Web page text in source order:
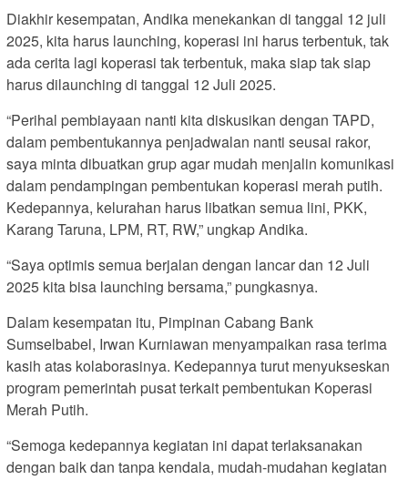
Diakhir kesempatan, Andika menekankan di tanggal 12 juli
2025, kita harus launching, koperasi ini harus terbentuk, tak
ada cerita lagi koperasi tak terbentuk, maka siap tak siap
harus dilaunching di tanggal 12 Juli 2025.
“Perihal pembiayaan nanti kita diskusikan dengan TAPD,
dalam pembentukannya penjadwalan nanti seusai rakor,
saya minta dibuatkan grup agar mudah menjalin komunikasi
dalam pendampingan pembentukan koperasi merah putih.
Kedepannya, kelurahan harus libatkan semua lini, PKK,
Karang Taruna, LPM, RT, RW,” ungkap Andika.
“Saya optimis semua berjalan dengan lancar dan 12 Juli
2025 kita bisa launching bersama,” pungkasnya.
Dalam kesempatan itu, Pimpinan Cabang Bank
Sumselbabel, Irwan Kurniawan menyampaikan rasa terima
kasih atas kolaborasinya. Kedepannya turut menyukseskan
program pemerintah pusat terkait pembentukan Koperasi
Merah Putih.
“Semoga kedepannya kegiatan ini dapat terlaksanakan
dengan baik dan tanpa kendala, mudah-mudahan kegiatan